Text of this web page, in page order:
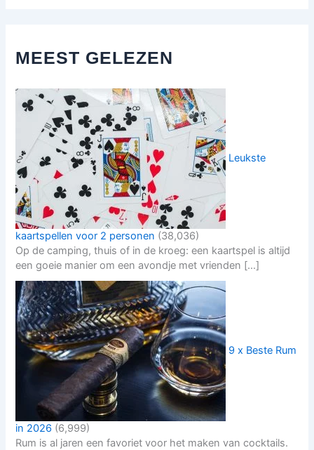
MEEST GELEZEN
Leukste
kaartspellen voor 2 personen (38,036)
Op de camping, thuis of in de kroeg: een kaartspel is altijd
een goeie manier om een avondje met vrienden […]
9 x Beste Rum
in 2026 (6,999)
Rum is al jaren een favoriet voor het maken van cocktails.